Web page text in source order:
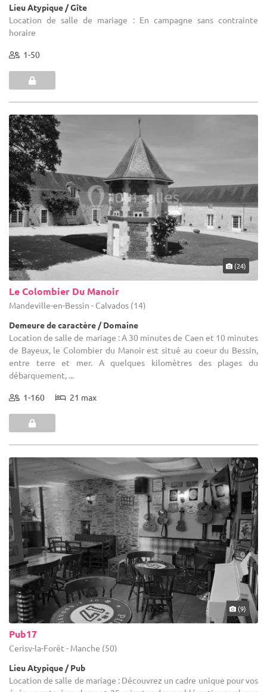
Lieu Atypique / Gîte
Location de salle de mariage : En campagne sans contrainte
horaire
1-50
(24)
Le Colombier Du Manoir
Mandeville-en-Bessin - Calvados (14)
Demeure de caractère / Domaine
Location de salle de mariage : A 30 minutes de Caen et 10 minutes
de Bayeux, le Colombier du Manoir est situé au coeur du Bessin,
entre terre et mer. A quelques kilomètres des plages du
débarquement, ...
1-160 21 max
(9)
Pub17
Cerisy-la-Forêt - Manche (50)
Lieu Atypique / Pub
Location de salle de mariage : Découvrez un cadre unique pour vos